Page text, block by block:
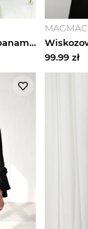
Koronkowa bluzka z falbanami na rękawach ITANJA - biała magmac
MAGMAC
99.99 zł